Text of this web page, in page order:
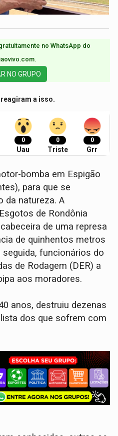
no WhatsApp do
NO GRUPO
a isso.
0
Uau
0
Triste
0
Grr
bomba em Espigão
para que se
da natureza. A
de Rondônia
de uma represa
de quinhentos metros
funcionários do
de Rodagem (DER) a
aos moradores.
anos, destruiu dezenas
dos que sofrem com